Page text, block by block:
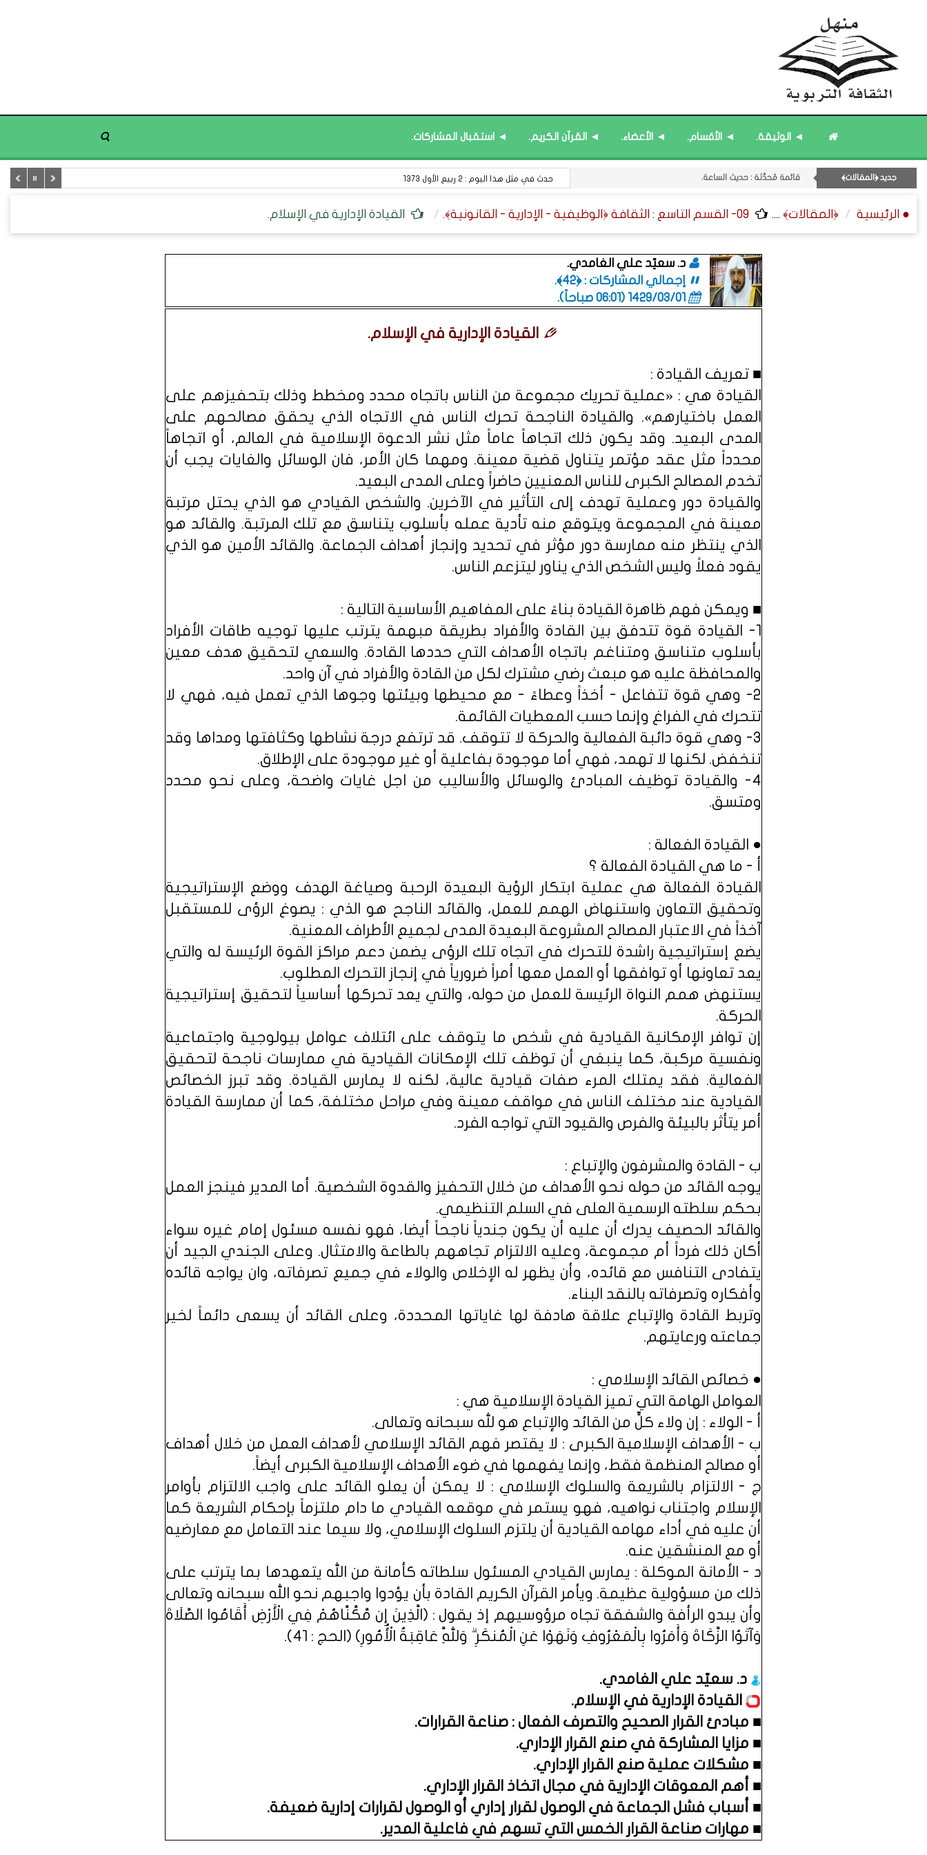
◄ الوثيقة. ◄ الأقسام. ◄ الأعضاء. ◄ القرآن الكريم. ◄ استقبال المشاركات.
جديد ﴿المقالات﴾
11- القسم الحادي عشر : ﴿اللقاءات الشخصية - الثقافة المتسلسلة﴾.
قائمة مُثبتة : إدارة منهل الثقافة التربوية.
قائمة مُثبتة : مشرف منهل الثقافة التربوية.
قائمة مُحدَّثة : من ﴿جديد﴾ المشاركات.
قائمة محدَّثة : العلوم ﴿التربوية - التعليمية﴾.
● الرئيسية ﴿المقالات﴾ .... 09- القسم التاسع : الثقافة ﴿الوظيفية - الإدارية - القانونية﴾. القيادة الإدارية في الإسلام.
د. سعيّد علي الغامدي.
إجمالي المشاركات : ﴿42﴾.
1429/03/01 (06:01 صباحاً)
.
القيادة الإدارية في الإسلام.
■ تعريف القيادة :
القيادة هي : «عملية تحريك مجموعة من الناس باتجاه محدد ومخطط وذلك بتحفيزهم على
العمل باختيارهم». والقيادة الناجحة تحرك الناس في الاتجاه الذي يحقق مصالحهم على
المدى البعيد. وقد يكون ذلك اتجاهاً عاماً مثل نشر الدعوة الإسلامية في العالم، أو اتجاهاً
محدداً مثل عقد مؤتمر يتناول قضية معينة. ومهما كان الأمر، فان الوسائل والغايات يجب أن
تخدم المصالح الكبرى للناس المعنيين حاضراً وعلى المدى البعيد.
والقيادة دور وعملية تهدف إلى التأثير في الآخرين. والشخص القيادي هو الذي يحتل مرتبة
معينة في المجموعة ويتوقع منه تأدية عمله بأسلوب يتناسق مع تلك المرتبة. والقائد هو
الذي ينتظر منه ممارسة دور مؤثر في تحديد وإنجاز أهداف الجماعة. والقائد الأمين هو الذي
يقود فعلاً وليس الشخص الذي يناور ليتزعم الناس.
■ ويمكن فهم ظاهرة القيادة بناءً على المفاهيم الأساسية التالية :
1- القيادة قوة تتدفق بين القادة والأفراد بطريقة مبهمة يترتب عليها توجيه طاقات الأفراد
بأسلوب متناسق ومتناغم باتجاه الأهداف التي حددها القادة. والسعي لتحقيق هدف معين
والمحافظة عليه هو مبعث رضي مشترك لكل من القادة والأفراد في آن واحد.
2- وهي قوة تتفاعل - أخذاً وعطاءً - مع محيطها وبيئتها وجوها الذي تعمل فيه، فهي لا
تتحرك في الفراغ وإنما حسب المعطيات القائمة.
3- وهي قوة دائبة الفعالية والحركة لا تتوقف. قد ترتفع درجة نشاطها وكثافتها ومداها وقد
تنخفض. لكنها لا تهمد، فهي أما موجودة بفاعلية أو غير موجودة على الإطلاق.
4- والقيادة توظيف المبادئ والوسائل والأساليب من اجل غايات واضحة، وعلى نحو محدد
ومتسق.
● القيادة الفعالة :
أ - ما هي القيادة الفعالة ؟
القيادة الفعالة هي عملية ابتكار الرؤية البعيدة الرحبة وصياغة الهدف ووضع الإستراتيجية
وتحقيق التعاون واستنهاض الهمم للعمل، والقائد الناجح هو الذي : يصوغ الرؤى للمستقبل
آخذاً في الاعتبار المصالح المشروعة البعيدة المدى لجميع الأطراف المعنية.
يضع إستراتيجية راشدة للتحرك في اتجاه تلك الرؤى يضمن دعم مراكز القوة الرئيسة له والتي
يعد تعاونها أو توافقها أو العمل معها أمراً ضرورياً في إنجاز التحرك المطلوب.
يستنهض همم النواة الرئيسة للعمل من حوله، والتي يعد تحركها أساسياً لتحقيق إستراتيجية
الحركة.
إن توافر الإمكانية القيادية في شخص ما يتوقف على ائتلاف عوامل بيولوجية واجتماعية
ونفسية مركبة، كما ينبغي أن توظف تلك الإمكانات القيادية في ممارسات ناجحة لتحقيق
الفعالية. فقد يمتلك المرء صفات قيادية عالية، لكنه لا يمارس القيادة. وقد تبرز الخصائص
القيادية عند مختلف الناس في مواقف معينة وفي مراحل مختلفة، كما أن ممارسة القيادة
أمر يتأثر بالبيئة والفرص والقيود التي تواجه الفرد.
ب - القادة والمشرفون والإتباع :
يوجه القائد من حوله نحو الأهداف من خلال التحفيز والقدوة الشخصية. أما المدير فينجز العمل
بحكم سلطته الرسمية العلى في السلم التنظيمي.
والقائد الحصيف يدرك أن عليه أن يكون جندياً ناجحاً أيضا، فهو نفسه مسئول إمام غيره سواء
أكان ذلك فرداً أم مجموعة، وعليه الالتزام تجاههم بالطاعة والامتثال. وعلى الجندي الجيد أن
يتفادى التنافس مع قائده، وأن يظهر له الإخلاص والولاء في جميع تصرفاته، وان يواجه قائده
وأفكاره وتصرفاته بالنقد البناء.
وتربط القادة والإتباع علاقة هادفة لها غاياتها المحددة، وعلى القائد أن يسعى دائماً لخير
جماعته ورعايتهم.
● خصائص القائد الإسلامي :
العوامل الهامة التي تميز القيادة الإسلامية هي :
أ - الولاء : إن ولاء كلٍّ من القائد والإتباع هو لله سبحانه وتعالى.
ب - الأهداف الإسلامية الكبرى : لا يقتصر فهم القائد الإسلامي لأهداف العمل من خلال أهداف
أو مصالح المنظمة فقط، وإنما يفهمها في ضوء الأهداف الإسلامية الكبرى أيضاً.
ج - الالتزام بالشريعة والسلوك الإسلامي : لا يمكن أن يعلو القائد على واجب الالتزام بأوامر
الإسلام واجتناب نواهيه، فهو يستمر في موقعه القيادي ما دام ملتزماً بإحكام الشريعة كما
أن عليه في أداء مهامه القيادية أن يلتزم السلوك الإسلامي، ولا سيما عند التعامل مع معارضيه
أو مع المنشقين عنه.
د - الأمانة الموكلة : يمارس القيادي المسئول سلطاته كأمانة من الله يتعهدها بما يترتب على
ذلك من مسؤولية عظيمة. ويأمر القرآن الكريم القادة بأن يؤدوا واجبهم نحو الله سبحانه وتعالى
وأن يبدو الرأفة والشفقة تجاه مرؤوسيهم إذ يقول : (الَّذِينَ إِن مَّكَّنَّاهُمْ فِي الْأَرْضِ أَقَامُوا الصَّلَاةَ
وَآتَوُا الزَّكَاةَ وَأَمَرُوا بِالْمَعْرُوفِ وَنَهَوْا عَنِ الْمُنكَرِ ۗ وَلِلَّهِ عَاقِبَةُ الْأُمُورِ) (الحج : 41).
د. سعيّد علي الغامدي.
القيادة الإدارية في الإسلام.
■ مبادئ القرار الصحيح والتصرف الفعال : صناعة القرارات.
■ مزايا المشاركة في صنع القرار الإداري.
■ مشكلات عملية صنع القرار الإداري.
■
أهم المعوقات الإدارية في مجال اتخاذ القرار الإداري.
■
أسباب فشل الجماعة في الوصول لقرار إداري أو الوصول لقرارات إدارية ضعيفة.
■ مهارات صناعة القرار الخمس التي تسهم في فاعلية المدير.